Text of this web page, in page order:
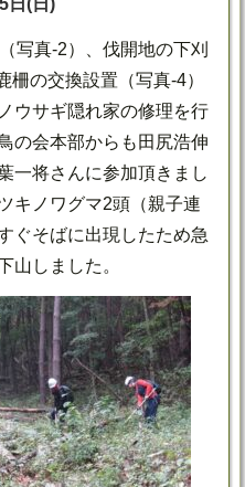
(日)
写真-2）、伐開地の下刈
柵の交換設置（写真-4）
ウサギ隠れ家の修理を行
の会本部からも田尻浩伸
一将さんに参加頂きまし
キノワグマ2頭（親子連
ぐそばに出現したため急
山しました。